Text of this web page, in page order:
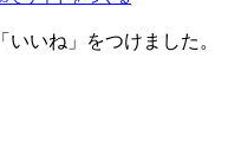
いいね」をつけました。